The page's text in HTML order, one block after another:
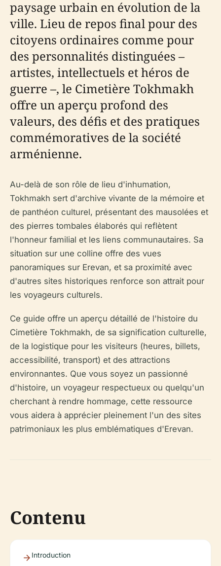
paysage urbain en évolution de la
ville. Lieu de repos final pour des
citoyens ordinaires comme pour
des personnalités distinguées –
artistes, intellectuels et héros de
guerre –, le Cimetière Tokhmakh
offre un aperçu profond des
valeurs, des défis et des pratiques
commémoratives de la société
arménienne.
Au-delà de son rôle de lieu d'inhumation,
Tokhmakh sert d'archive vivante de la mémoire et
de panthéon culturel, présentant des mausolées et
des pierres tombales élaborés qui reflètent
l'honneur familial et les liens communautaires. Sa
situation sur une colline offre des vues
panoramiques sur Erevan, et sa proximité avec
d'autres sites historiques renforce son attrait pour
les voyageurs culturels.
Ce guide offre un aperçu détaillé de l'histoire du
Cimetière Tokhmakh, de sa signification culturelle,
de la logistique pour les visiteurs (heures, billets,
accessibilité, transport) et des attractions
environnantes. Que vous soyez un passionné
d'histoire, un voyageur respectueux ou quelqu'un
cherchant à rendre hommage, cette ressource
vous aidera à apprécier pleinement l'un des sites
patrimoniaux les plus emblématiques d'Erevan.
Contenu
Introduction